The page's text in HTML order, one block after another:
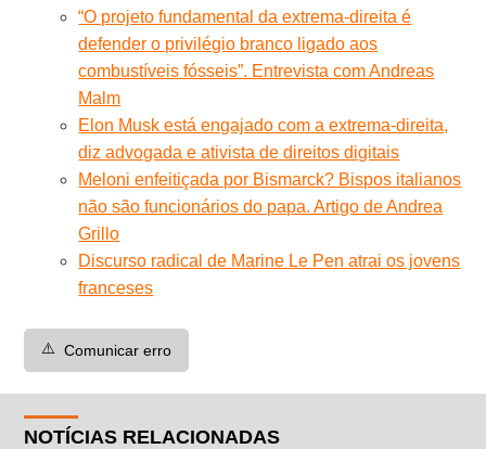
“O projeto fundamental da extrema-direita é
defender o privilégio branco ligado aos
combustíveis fósseis”. Entrevista com Andreas
Malm
Elon Musk está engajado com a extrema-direita,
diz advogada e ativista de direitos digitais
Meloni enfeitiçada por Bismarck? Bispos italianos
não são funcionários do papa. Artigo de Andrea
Grillo
Discurso radical de Marine Le Pen atrai os jovens
franceses
⚠️ Comunicar erro
NOTÍCIAS RELACIONADAS